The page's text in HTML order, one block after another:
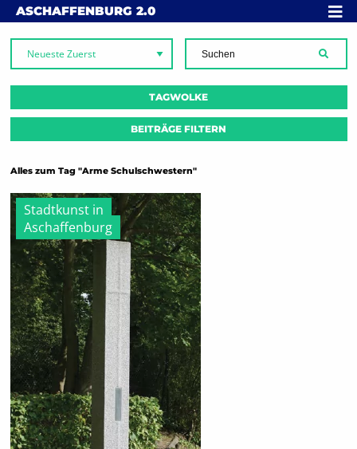
Skip to content
ASCHAFFENBURG 2.0 MENÜ
TAGWOLKE
BEITRÄGE FILTERN
Alles zum Tag "Arme Schulschwestern"
Stadtkunst in
Aschaffenburg